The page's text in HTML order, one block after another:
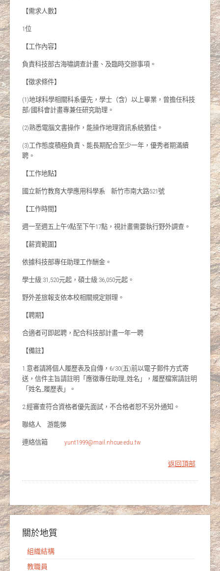
【需求人數】
1位
【工作內容】
負責科技部古海嘯調查計畫、及臨時交辦事項。
【徵求條件】
(1)地球科學相關科系優先，學士（含）以上畢業，曾擔任科技
部/國科會計畫專兼任研究助理。
(2)熟悉電腦文書操作，能操作地理資訊系統猶佳。
(3)工作態度積極負責、能長期配合至少一年，優秀者期滿續
聘。
【工作地點】
國立新竹教育大學應用科學系 新竹市南大路521號
【工作時間】
週一至週五上午9點至下午17點，視計畫需要執行野外調查。
【薪資範圍】
依據科技部專任助理工作酬金。
學士級:31,520元起，碩士級:36,050元起。
野外差旅報支依本校相關規定辦理。
【聘期】
合適者可即起聘，配合科技部計畫一年一聘
【備註】
1.意者請將個人履歷表及自傳，6/30(五)前以電子郵件方式寄
送，信件主旨請註明「應徵專任助理_姓名」，履歷檔案請註明
「姓名_履歷表」。
2.經審查符合資格者優先面試，不合格者恕不另外通知。
聯絡人 游能悌
連絡信箱 yunt1999@mail.nhcue.edu.tw
返回頂部
關於地質
組織結構
教職員